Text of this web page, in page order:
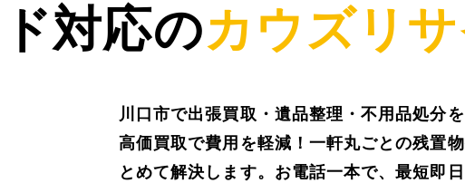
対応のカウズリ
川口市で出張買取・遺品整理・不用品処分
高価買取で費用を軽減！一軒丸ごとの残置
とめて解決します。お電話一本で、最短即